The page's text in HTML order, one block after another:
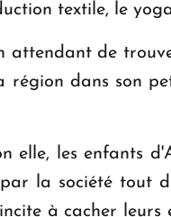
textile, le
attendant de
région dans son
elle, les enfants
la société tout
à cacher leurs